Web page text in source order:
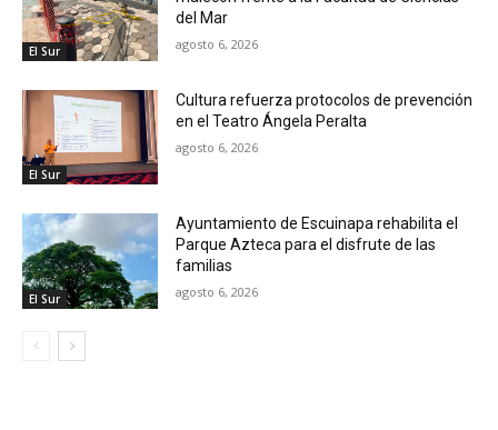
El Sur
del Mar
agosto 6, 2026
El Sur
Cultura refuerza protocolos de prevención
en el Teatro Ángela Peralta
agosto 6, 2026
El Sur
Ayuntamiento de Escuinapa rehabilita el
Parque Azteca para el disfrute de las
familias
agosto 6, 2026